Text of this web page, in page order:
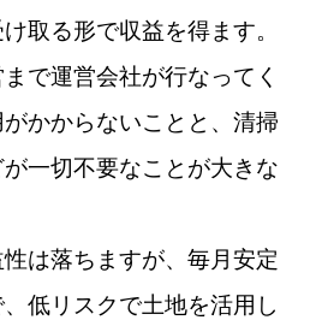
取る形で収益を得ます。
で運営会社が行なってく
かからないことと、清掃
一切不要なことが大きな
は落ちますが、毎月安定
低リスクで土地を活用し